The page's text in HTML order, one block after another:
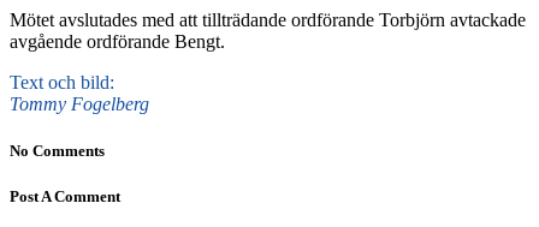
Mötet avslutades med att tillträdande ordförande Torbjörn avtackade
avgående ordförande Bengt.
Text och bild:
Tommy Fogelberg
No Comments
Post A Comment